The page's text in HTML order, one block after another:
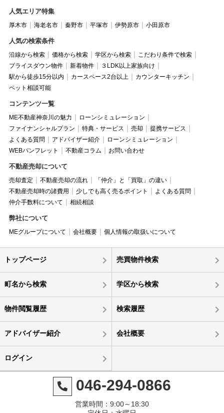
人気エリア特集
厚木市 海老名市 秦野市 平塚市 伊勢原市 小田原市
人気の検索条件
沿線から検索 価格から検索 学区から検索
こだわり条件で検索
プライスダウン物件
新着物件
３LDK以上家族向け
駅から徒歩15分以内
カースペース2台以上
カウンターキッチン
ペット相談可能
コンテンツ一覧
ME不動産神奈川の魅力
ローンシミュレーション
ファイナンシャルプラン
特典・サービス 売却
提携サービス
よくある質問
アドバイザー紹介
ローンシミュレーション
WEBパンフレット
不動産コラム お問い合わせ
不動産売却について
売却査定 不動産売却の流れ
「仲介」と「買取」の違い
不動産売却時の諸費用
少しでも高く売るポイント
よくある質問
仲介手数料について
相続相談
弊社について
MEグループについて 会社概要 個人情報の取扱いについて
トップページ 売買物件検索
町名から検索 学区から検索
物件閲覧履歴 検索履歴
アドバイザー紹介 会社概要
ログイン
046-294-0866
営業時間：9:00～18:30